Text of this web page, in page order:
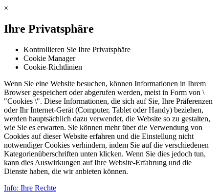
×
Ihre Privatsphäre
Kontrollieren Sie Ihre Privatsphäre
Cookie Manager
Cookie-Richtlinien
Wenn Sie eine Website besuchen, können Informationen in Ihrem
Browser gespeichert oder abgerufen werden, meist in Form von \
"Cookies \". Diese Informationen, die sich auf Sie, Ihre Präferenzen
oder Ihr Internet-Gerät (Computer, Tablet oder Handy) beziehen,
werden hauptsächlich dazu verwendet, die Website so zu gestalten,
wie Sie es erwarten. Sie können mehr über die Verwendung von
Cookies auf dieser Website erfahren und die Einstellung nicht
notwendiger Cookies verhindern, indem Sie auf die verschiedenen
Kategorienüberschriften unten klicken. Wenn Sie dies jedoch tun,
kann dies Auswirkungen auf Ihre Website-Erfahrung und die
Dienste haben, die wir anbieten können.
Info: Ihre Rechte